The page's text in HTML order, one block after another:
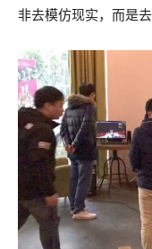
非去模仿现实，而是